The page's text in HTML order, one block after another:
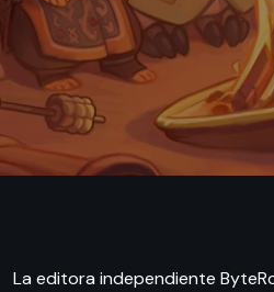
La editora independiente